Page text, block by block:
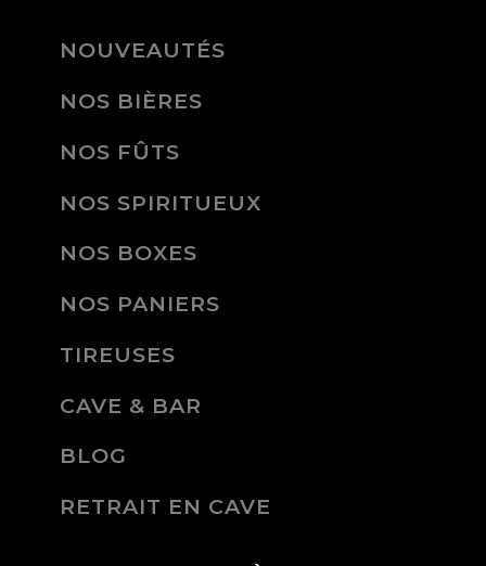
NOUVEAUTÉS
NOS BIÈRES
NOS FÛTS
NOS SPIRITUEUX
NOS BOXES
NOS PANIERS
TIREUSES
CAVE & BAR
BLOG
RETRAIT EN CAVE